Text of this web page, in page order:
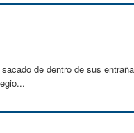
de dentro de sus